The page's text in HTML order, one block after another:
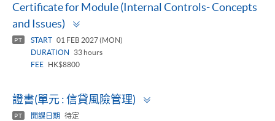
Certificate for Module (Internal Controls- Concepts
and Issues)
PT START 01 FEB 2027 (MON)
DURATION
33 hours
FEE
HK$8800
證書(單元 : 信貸風險管理)
PT 開課日期
待定